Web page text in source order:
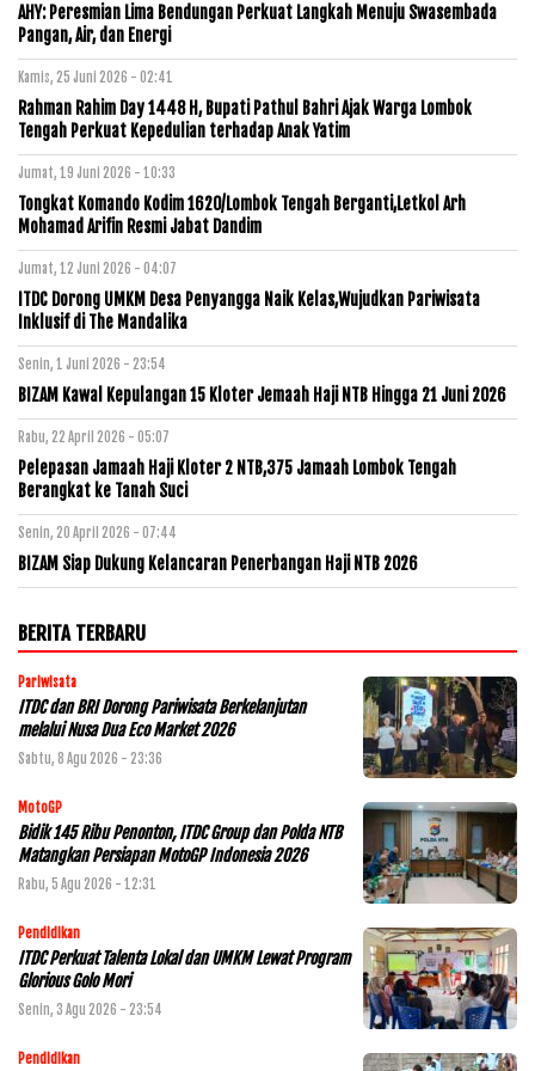
AHY: Peresmian Lima Bendungan Perkuat Langkah Menuju Swasembada
Pangan, Air, dan Energi
Kamis, 25 Juni 2026 - 02:41
Rahman Rahim Day 1448 H, Bupati Pathul Bahri Ajak Warga Lombok
Tengah Perkuat Kepedulian terhadap Anak Yatim
Jumat, 19 Juni 2026 - 10:33
Tongkat Komando Kodim 1620/Lombok Tengah Berganti,Letkol Arh
Mohamad Arifin Resmi Jabat Dandim
Jumat, 12 Juni 2026 - 04:07
ITDC Dorong UMKM Desa Penyangga Naik Kelas,Wujudkan Pariwisata
Inklusif di The Mandalika
Senin, 1 Juni 2026 - 23:54
BIZAM Kawal Kepulangan 15 Kloter Jemaah Haji NTB Hingga 21 Juni 2026
Rabu, 22 April 2026 - 05:07
Pelepasan Jamaah Haji Kloter 2 NTB,375 Jamaah Lombok Tengah
Berangkat ke Tanah Suci
Senin, 20 April 2026 - 07:44
BIZAM Siap Dukung Kelancaran Penerbangan Haji NTB 2026
BERITA TERBARU
Pariwisata
ITDC dan BRI Dorong Pariwisata Berkelanjutan
melalui Nusa Dua Eco Market 2026
Sabtu, 8 Agu 2026 - 23:36
MotoGP
Bidik 145 Ribu Penonton, ITDC Group dan Polda NTB
Matangkan Persiapan MotoGP Indonesia 2026
Rabu, 5 Agu 2026 - 12:31
Pendidikan
ITDC Perkuat Talenta Lokal dan UMKM Lewat Program
Glorious Golo Mori
Senin, 3 Agu 2026 - 23:54
Pendidikan